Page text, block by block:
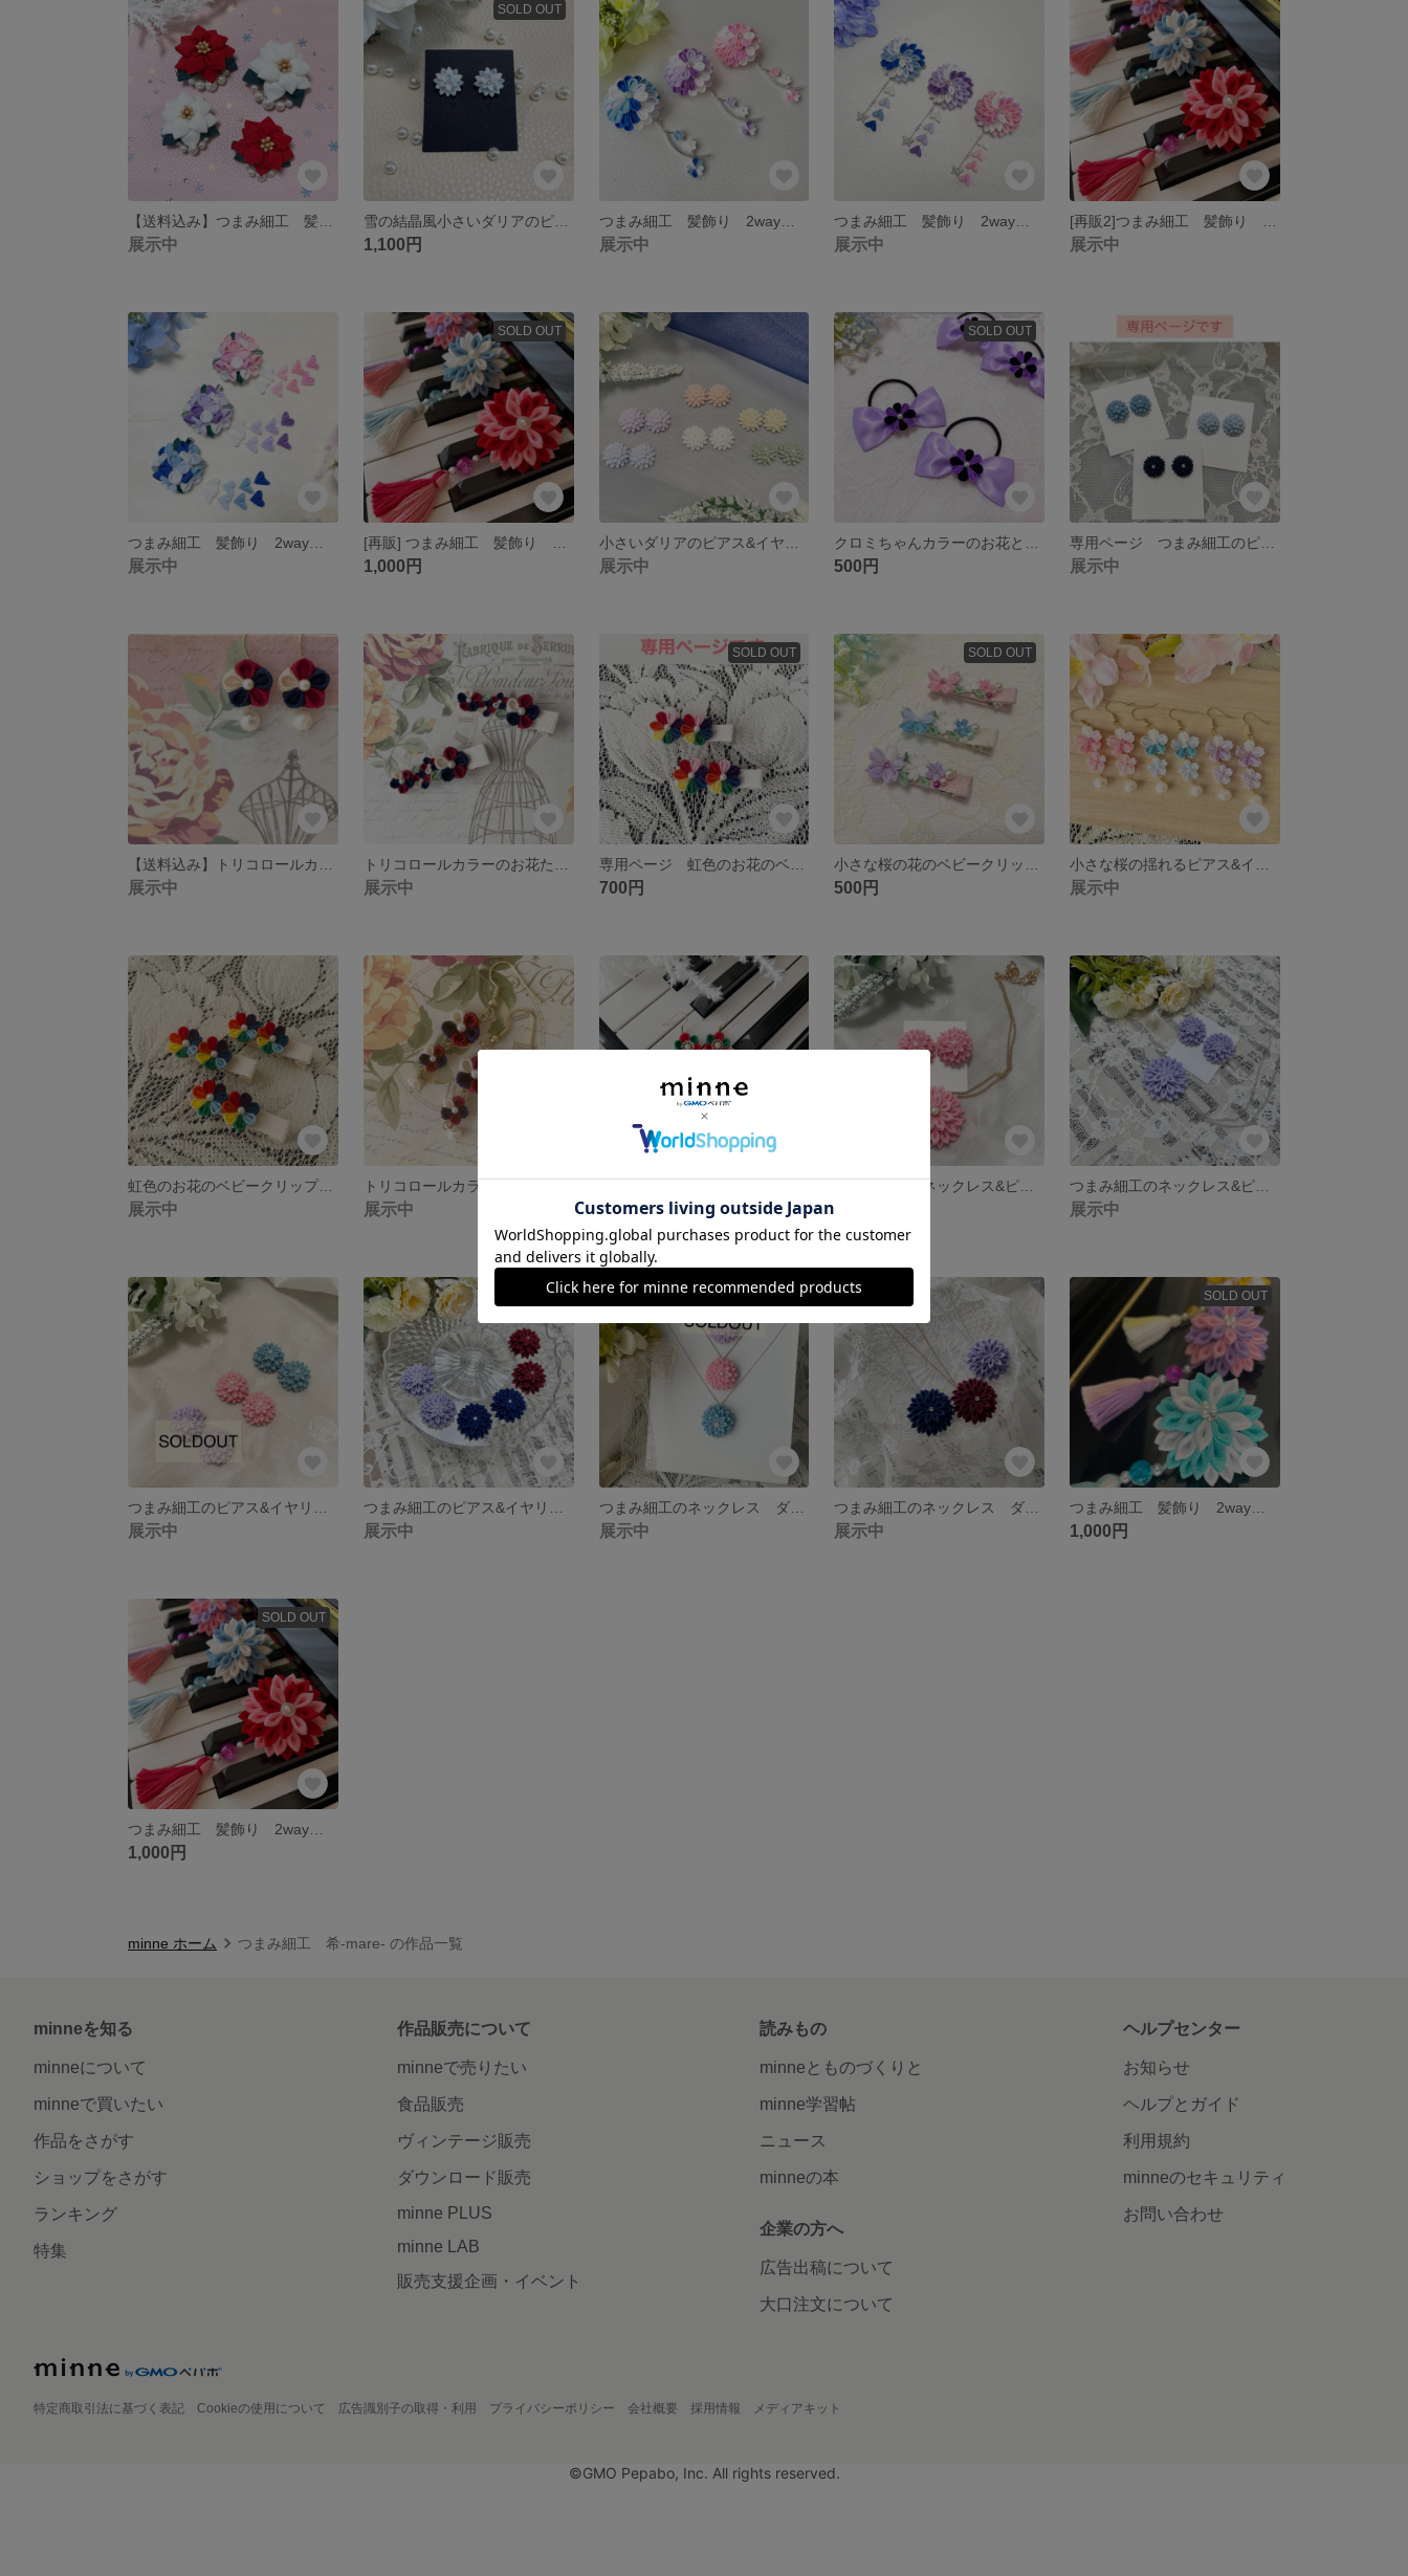
展示中
SOLD OUT
雪の結晶風小さいダリアのピアス&イヤリング つまみ細工
1,100円
つまみ細工 髪飾り 2wayクリップ 丸菊の花《グラデーションシリーズ3》
展示中 展示中 展示中
展示中
SOLD OUT
1,000円 展示中
SOLD OUT
500円 展示中
展示中 展示中
SOLD OUT
700円
SOLD OUT
500円 展示中
虹色のお花のベビークリップ つまみ細工
展示中 展示中 展示中 展示中
展示中 展示中
つまみ細工のネックレス ダリアの花
展示中 展示中
SOLD OUT
1,000円
SOLD OUT
1,000円
minne ホーム つまみ細工 希-mare- の作品一覧
minneを知る
minneについて
minneで買いたい
作品をさがす
ショップをさがす
ランキング
特集
作品販売について
minneで売りたい
食品販売
ヴィンテージ販売
ダウンロード販売
minne PLUS
minne LAB
販売支援企画・イベント
読みもの
minneとものづくりと
minne学習帖
ニュース
minneの本
企業の方へ
広告出稿について
大口注文について
ヘルプセンター
お知らせ
ヘルプとガイド
利用規約
minneのセキュリティ
お問い合わせ
特定商取引法に基づく表記 Cookieの使用について 広告識別子の取得・利用 プライバシーポリシー 会社概要 採用情報 メディアキット
©GMO Pepabo, Inc. All rights reserved.